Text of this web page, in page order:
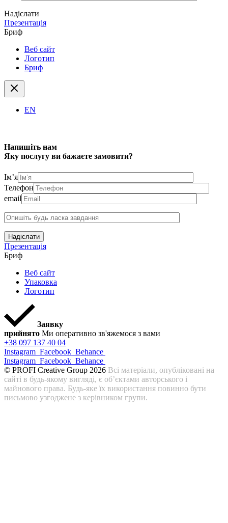
Надіслати
Презентація
Бриф
Веб сайт
Логотип
Бриф
EN
Напишіть нам
Яку послугу ви бажаєте замовити?
Ім’я
Телефон
email
Надіслати
Презентація
Бриф
Веб сайт
Упаковка
Логотип
Заявку
прийнято Ми оперативно зв'яжемося з вами
+38 097 137 40 04
Instagram Facebook Behance
Instagram Facebook Behance
© PROFI Creative Group 2026 Всі матеріали, опубліковані на
сайті в будь-якому вигляді, є об’єктами авторського і
майнового права. Будь-яке їх використання повинно бути
письмово узгоджене з керівником групи.